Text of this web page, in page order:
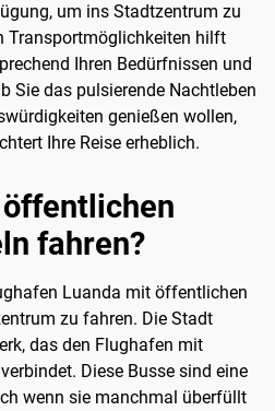
um ins Stadtzentrum zu
Transportmöglichkeiten hilft
Ihren Bedürfnissen und
Sie das pulsierende Nachtleben
genießen wollen,
Ihre Reise erheblich.
fahren?
Luanda mit öffentlichen
zu fahren. Die Stadt
das den Flughafen mit
Diese Busse sind eine
wenn sie manchmal überfüllt